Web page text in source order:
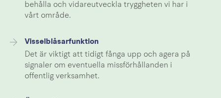
behålla och vidareutveckla tryggheten vi har i
vårt område.
Visselblåsarfunktion
Det är viktigt att tidigt fånga upp och agera på
signaler om eventuella missförhållanden i
offentlig verksamhet.